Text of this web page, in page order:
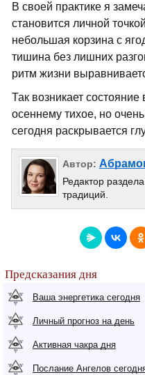
В своей практике я
становится личной
небольшая корзина с
тишина без лишних
ритм жизни
Так возникает
осеннему тихое, но
сегодня раскрывается
Автор:
Редактор
традиций.
Предсказания дня
Ваша энергетика сегодня
Личный прогноз на день
Активная чакра дня
Послание Ангелов